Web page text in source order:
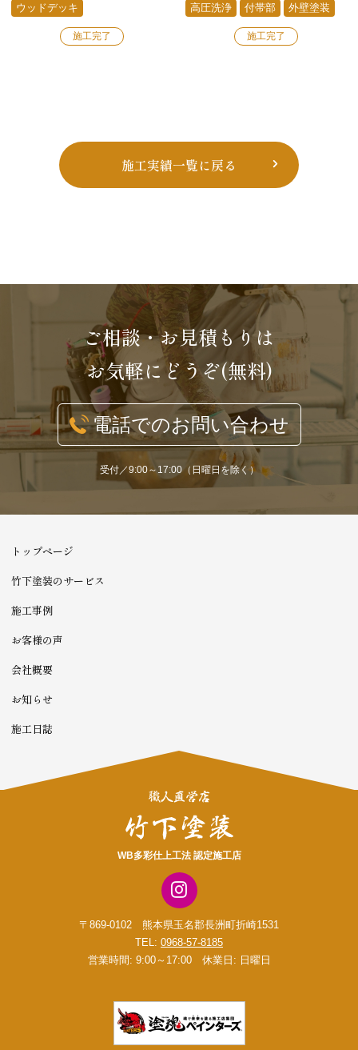
ウッドデッキ
施工完了
高圧洗浄 付帯部 外壁塗装
施工完了
施工実績一覧に戻る
ご相談・お見積もりは
お気軽にどうぞ(無料)
電話でのお問い合わせ
受付／9:00～17:00（日曜日を除く）
トップページ
竹下塗装のサービス
施工事例
お客様の声
会社概要
お知らせ
施工日誌
WB多彩仕上工法 認定施工店
〒869-0102 熊本県玉名郡長洲町折崎1531
TEL: 0968-57-8185
営業時間: 9:00～17:00 休業日: 日曜日